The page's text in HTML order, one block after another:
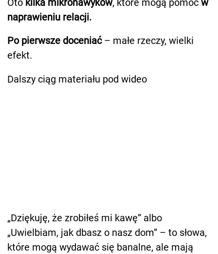
naprawieniu relacji.
Po pierwsze doceniać – małe rzeczy, wielki
efekt.
Dalszy ciąg materiału pod wideo
„Dziękuję, że zrobiłeś mi kawę” albo
„Uwielbiam, jak dbasz o nasz dom” – to słowa,
które mogą wydawać się banalne, ale mają